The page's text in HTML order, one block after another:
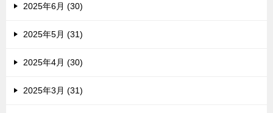
2025年6月 (30)
2025年5月 (31)
2025年4月 (30)
2025年3月 (31)